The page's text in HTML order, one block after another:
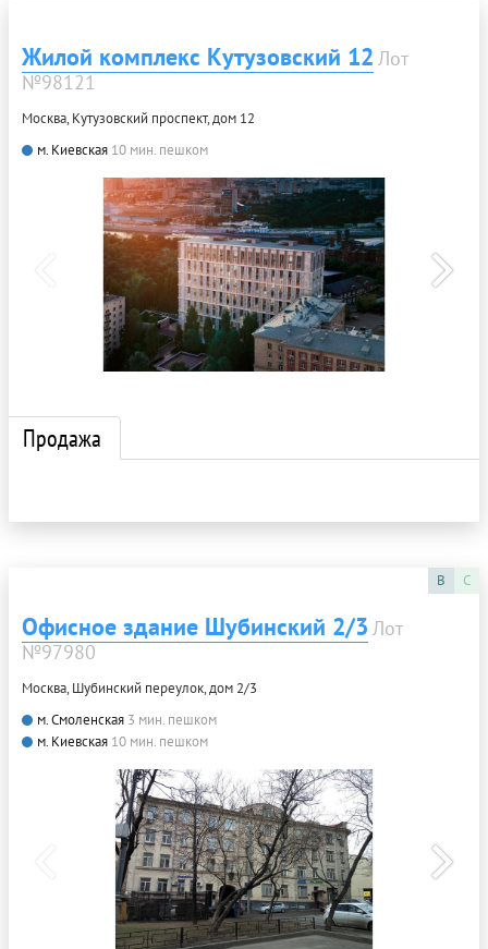
Жилой комплекс Кутузовский 12 Лот
№98121
Москва, Кутузовский проспект, дом 12
м. Киевская 10 мин. пешком
Продажа
B C
Офисное здание Шубинский 2/3 Лот
№97980
Москва, Шубинский переулок, дом 2/3
м. Смоленская 3 мин. пешком
м. Киевская 10 мин. пешком